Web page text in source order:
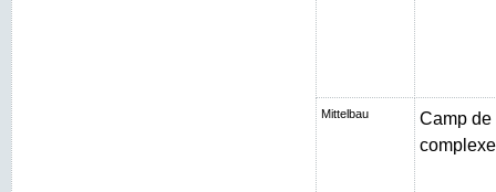
Mittelbau
Camp de